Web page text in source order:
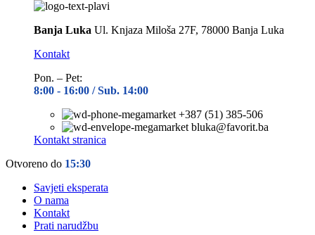
Banja Luka Ul. Knjaza Miloša 27F, 78000 Banja Luka
Kontakt
Pon. – Pet:
8:00 - 16:00 / Sub. 14:00
+387 (51) 385-506
bluka@favorit.ba
Kontakt stranica
Otvoreno do 15:30
Savjeti eksperata
O nama
Kontakt
Prati narudžbu